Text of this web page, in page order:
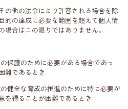
の他の法令により許容される場合を除
的の達成に必要な範囲を超えて個人情
合はこの限りではありません。
保護のために必要がある場合であっ
難であるとき
健全な育成の推進のために特に必要が
を得ることが困難であるとき